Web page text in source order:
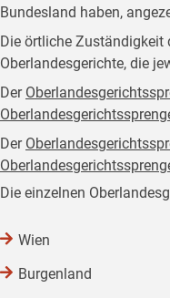
Bundesland haben,
Die örtliche Zuständigkeit
Oberlandesgerichte, die
Der
Der
Die einzelnen
Wien
Burgenland